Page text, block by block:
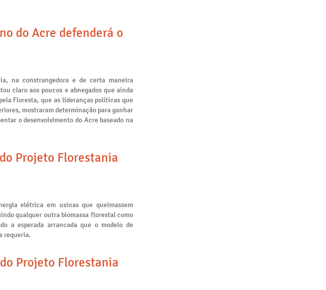
do Acre defenderá o
na constrangedora e de certa maneira
claro aos poucos e abnegados que ainda
Floresta, que as lideranças políticas que
mostraram determinação para ganhar
o desenvolvimento do Acre baseado na
Projeto Florestania
elétrica em usinas que queimassem
qualquer outra biomassa florestal como
a esperada arrancada que o modelo de
requeria.
Projeto Florestania